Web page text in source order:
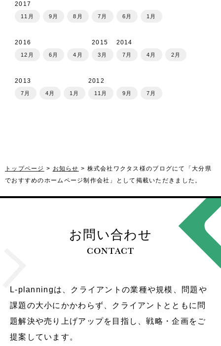
2017
11月 9月 8月 7月 6月 1月
2016
12月 6月 4月
2015
3月
2014
7月 4月 2月
2013
7月 4月 1月
2012
11月 9月 7月
トップページ お知らせ
株式会社ワクタス様のブログにて「大分県
でおすすめのホームページ制作会社」として掲載いただきました。
お問い合わせ
CONTACT
L-planningは、クライアントの業種や規模、問題や
課題の大小にかかわらず、クライアントとともに問
題解決や売り上げアップを目指し、戦略・企画をご
提案しています。